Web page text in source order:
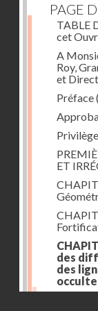
PAGE
TABLE
cet
A
Roy,
et
Préface
ET
des
des
Des